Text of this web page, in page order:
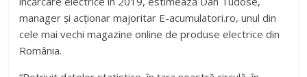
manager și acționar majoritar E-acumulatori.ro, unul din
cele mai vechi magazine online de produse electrice din
România.